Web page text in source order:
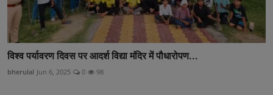
विश्व पर्यावरण दिवस पर आदर्श विद्या मंदिर में पौधारोपण...
bherulal Jun 6, 2025 0 98